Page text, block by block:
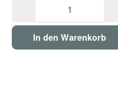
In den Warenkorb